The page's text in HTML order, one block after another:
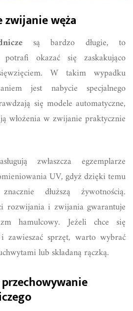
zwijanie węża
są bardzo długie, to
okazać się zaskakująco
W takim wypadku
jest nabycie specjalnego
się modele automatyczne,
włożenia w zwijanie praktycznie
zwłaszcza egzemplarze
UV, gdyż dzięki temu
dłuższą żywotnością.
rozwijania i zwijania gwarantuje
hamulcowy. Jeżeli chce się
zawieszać sprzęt, warto wybrać
lub składaną rączką.